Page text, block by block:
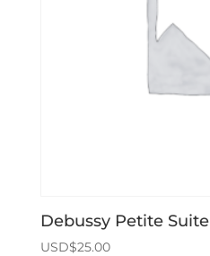
Debussy Petite Suite
USD$25.00